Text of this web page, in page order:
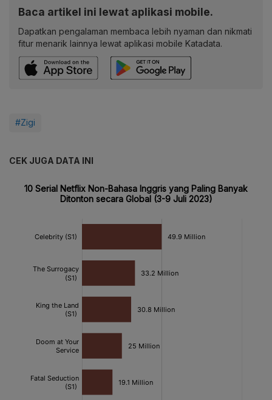
Baca artikel ini lewat aplikasi mobile.
Dapatkan pengalaman membaca lebih nyaman dan nikmati
fitur menarik lainnya lewat aplikasi mobile Katadata.
#Zigi
CEK JUGA DATA INI